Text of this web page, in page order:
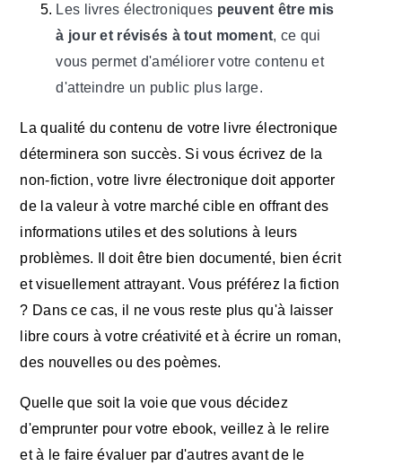
Les livres électroniques peuvent être mis
à jour et révisés à tout moment, ce qui
vous permet d'améliorer votre contenu et
d'atteindre un public plus large.
La qualité du contenu de votre livre électronique
déterminera son succès. Si vous écrivez de la
non-fiction, votre livre électronique doit apporter
de la valeur à votre marché cible en offrant des
informations utiles et des solutions à leurs
problèmes. Il doit être bien documenté, bien écrit
et visuellement attrayant. Vous préférez la fiction
? Dans ce cas, il ne vous reste plus qu'à laisser
libre cours à votre créativité et à écrire un roman,
des nouvelles ou des poèmes.
Quelle que soit la voie que vous décidez
d'emprunter pour votre ebook, veillez à le relire
et à le faire évaluer par d'autres avant de le